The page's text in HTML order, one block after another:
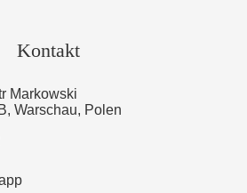
Kontakt
Markowski
Warschau, Polen